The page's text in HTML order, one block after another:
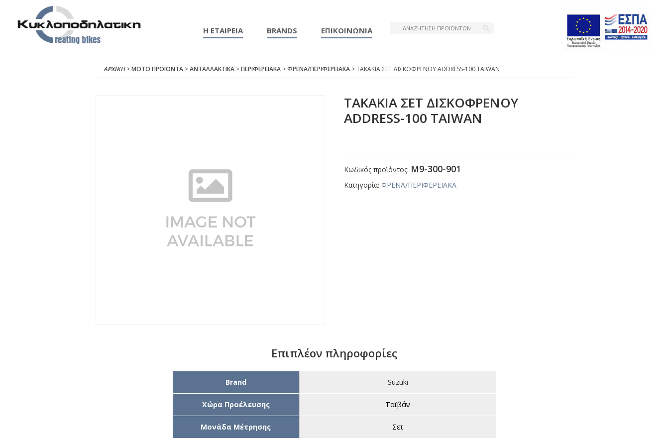
Η ΕΤΑΙΡΕΙΑ BRANDS ΕΠΙΚΟΙΝΩΝΙΑ
ΑΡΧΙΚΉ>ΜΟΤΟ ΠΡΟΪΟΝΤΑ>ΑΝΤΑΛΛΑΚΤΙΚΑ>ΠΕΡΙΦΕΡΕΙΑΚΑ>ΦΡΕΝΑ/ΠΕΡΙΦΕΡΕΙΑΚΑ> ΤΑΚΑΚΙΑ ΣΕΤ ΔΙΣΚΟΦΡΕΝΟΥ ΑDDRΕSS-100 ΤΑΙWΑΝ
ΤΑΚΑΚΙΑ ΣΕΤ ΔΙΣΚΟΦΡΕΝΟΥ
ΑDDRΕSS-100 ΤΑΙWΑΝ
Κωδικός προϊόντος: Μ9-300-901
Κατηγορία: ΦΡΕΝΑ/ΠΕΡΙΦΕΡΕΙΑΚΑ
Επιπλέον πληροφορίες
Brand Suzuki
Χώρα Προέλευσης Ταϊβάν
Μονάδα Μέτρησης Σετ